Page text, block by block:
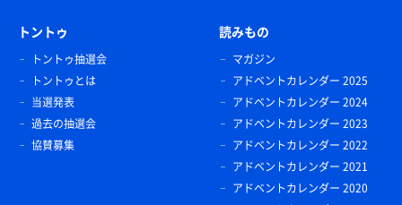
トントゥ
トントゥ抽選会
トントゥとは
当選発表
過去の抽選会
協賛募集
読みもの
マガジン
アドベントカレンダー 2025
アドベントカレンダー 2024
アドベントカレンダー 2023
アドベントカレンダー 2022
アドベントカレンダー 2021
アドベントカレンダー 2020